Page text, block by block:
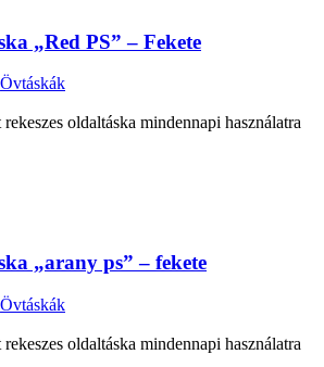
„Red PS” – Fekete
Övtáskák
oldaltáska mindennapi használatra
„arany ps” – fekete
Övtáskák
oldaltáska mindennapi használatra